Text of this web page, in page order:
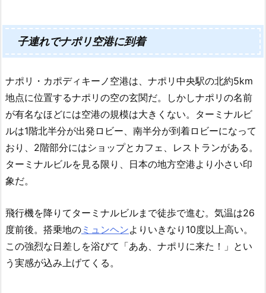
子連れでナポリ空港に到着
ナポリ・カポディキーノ空港は、ナポリ中央駅の北約5km
地点に位置するナポリの空の玄関だ。しかしナポリの名前
が有名なほどには空港の規模は大きくない。ターミナルビ
ルは1階北半分が出発ロビー、南半分が到着ロビーになって
おり、2階部分にはショップとカフェ、レストランがある。
ターミナルビルを見る限り、日本の地方空港より小さい印
象だ。
飛行機を降りてターミナルビルまで徒歩で進む。気温は26
度前後。搭乗地の ミュンヘンよりいきなり10度以上高い。
この強烈な日差しを浴びて「ああ、ナポリに来た！」とい
う実感が込み上げてくる。